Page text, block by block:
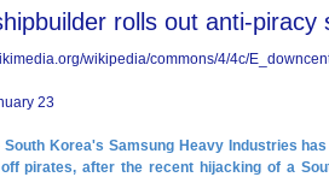
rolls out anti-piracy
23
South Korea's Samsung Heavy Industries
pirates, after the recent hijacking of a